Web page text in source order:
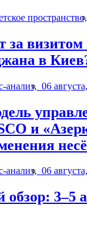
пространство,
за
в
анализ, 06
и
анализ, 06
обзор: 3–5